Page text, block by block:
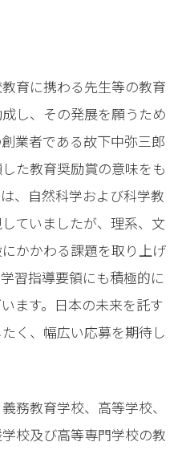
育に携わる先生等の教育
し、その発展を願うため
業者である故下中弥三郎
た教育奨励賞の意味をも
、自然科学および科学教
ていましたが、理系、文
かかわる課題を取り上げ
習指導要領にも積極的に
ます。日本の未来を託す
く、幅広い応募を期待し
務教育学校、高等学校、
校及び高等専門学校の教